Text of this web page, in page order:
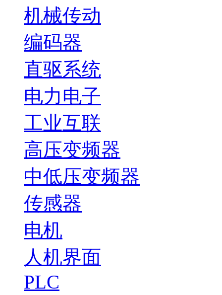
机械传动
编码器
直驱系统
电力电子
工业互联
高压变频器
中低压变频器
传感器
电机
人机界面
PLC